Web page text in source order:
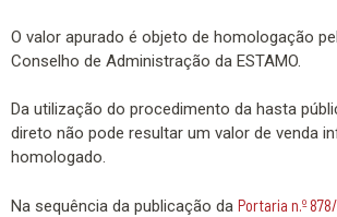
O valor apurado é objeto de homologação
Conselho de Administração da ESTAMO.
Da utilização do procedimento da hasta
direto não pode resultar um valor de venda
homologado.
Na sequência da publicação da Portaria n.º